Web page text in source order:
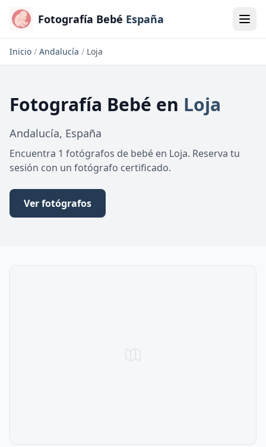
Fotografía Bebé España
Inicio / Andalucía / Loja
Fotografía Bebé en Loja
Andalucía, España
Encuentra 1 fotógrafos de bebé en Loja. Reserva tu
sesión con un fotógrafo certificado.
Ver fotógrafos